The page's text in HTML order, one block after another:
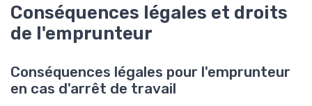
Conséquences légales et droits
de l'emprunteur
Conséquences légales pour l'emprunteur
en cas d'arrêt de travail